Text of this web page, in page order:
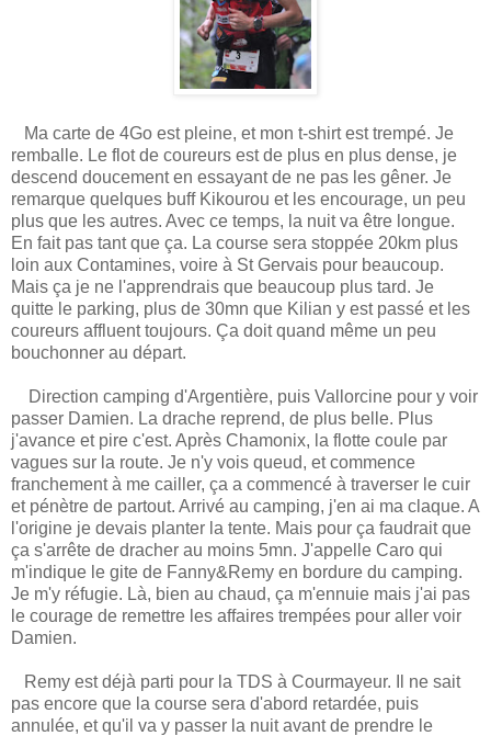
Ma carte de 4Go est pleine, et mon t-shirt est trempé. Je
remballe. Le flot de coureurs est de plus en plus dense, je
descend doucement en essayant de ne pas les gêner. Je
remarque quelques buff Kikourou et les encourage, un peu
plus que les autres. Avec ce temps, la nuit va être longue.
En fait pas tant que ça. La course sera stoppée 20km plus
loin aux Contamines, voire à St Gervais pour beaucoup.
Mais ça je ne l'apprendrais que beaucoup plus tard. Je
quitte le parking, plus de 30mn que Kilian y est passé et les
coureurs affluent toujours. Ça doit quand même un peu
bouchonner au départ.
Direction camping d'Argentière, puis Vallorcine pour y voir
passer Damien. La drache reprend, de plus belle. Plus
j'avance et pire c'est. Après Chamonix, la flotte coule par
vagues sur la route. Je n'y vois queud, et commence
franchement à me cailler, ça a commencé à traverser le cuir
et pénètre de partout. Arrivé au camping, j'en ai ma claque. A
l'origine je devais planter la tente. Mais pour ça faudrait que
ça s'arrête de dracher au moins 5mn. J'appelle Caro qui
m'indique le gite de Fanny&Remy en bordure du camping.
Je m'y réfugie. Là, bien au chaud, ça m'ennuie mais j'ai pas
le courage de remettre les affaires trempées pour aller voir
Damien.
Remy est déjà parti pour la TDS à Courmayeur. Il ne sait
pas encore que la course sera d'abord retardée, puis
annulée, et qu'il va y passer la nuit avant de prendre le